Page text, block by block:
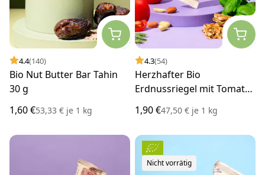
4.4(140)
Bio Nut Butter Bar Tahin
30 g
1,60 €53,33 € je 1 kg
4.3(54)
Herzhafter Bio
Erdnussriegel mit Tomate
1,90 €47,50 € je 1 kg
Nicht vorrätig